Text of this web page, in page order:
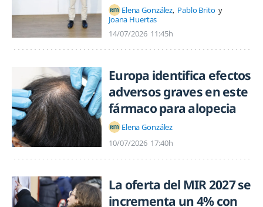
Elena González Pablo Brito
Joana Huertas
14/07/2026 11:45h
Europa identifica efectos
adversos graves en este
fármaco para alopecia
Elena González
10/07/2026 17:40h
La oferta del MIR 2027 se
incrementa un 4% con